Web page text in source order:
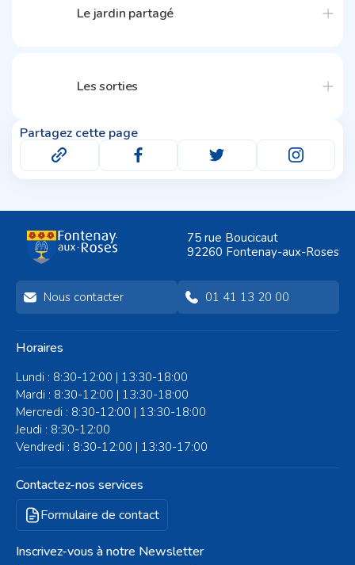
Le jardin partagé
Les sorties
Partagez cette page
75 rue Boucicaut
92260 Fontenay-aux-Roses
Nous contacter 01 41 13 20 00
Horaires
Lundi : 8:30-12:00 | 13:30-18:00
Mardi : 8:30-12:00 | 13:30-18:00
Mercredi : 8:30-12:00 | 13:30-18:00
Jeudi : 8:30-12:00
Vendredi : 8:30-12:00 | 13:30-17:00
Contactez-nos services
Formulaire de contact
Inscrivez-vous à notre Newsletter